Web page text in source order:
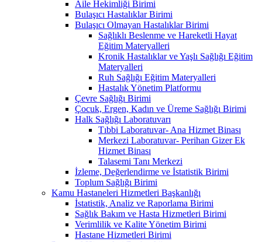
Aile Hekimliği Birimi
Bulaşıcı Hastalıklar Birimi
Bulaşıcı Olmayan Hastalıklar Birimi
Sağlıklı Beslenme ve Hareketli Hayat
Eğitim Materyalleri
Kronik Hastalıklar ve Yaşlı Sağlığı Eğitim
Materyalleri
Ruh Sağlığı Eğitim Materyalleri
Hastalık Yönetim Platformu
Çevre Sağlığı Birimi
Çocuk, Ergen, Kadın ve Üreme Sağlığı Birimi
Halk Sağlığı Laboratuvarı
Tıbbi Laboratuvar- Ana Hizmet Binası
Merkezi Laboratuvar- Perihan Gizer Ek
Hizmet Binası
Talasemi Tanı Merkezi
İzleme, Değerlendirme ve İstatistik Birimi
Toplum Sağlığı Birimi
Kamu Hastaneleri Hizmetleri Başkanlığı
İstatistik, Analiz ve Raporlama Birimi
Sağlık Bakım ve Hasta Hizmetleri Birimi
Verimlilik ve Kalite Yönetim Birimi
Hastane Hizmetleri Birimi